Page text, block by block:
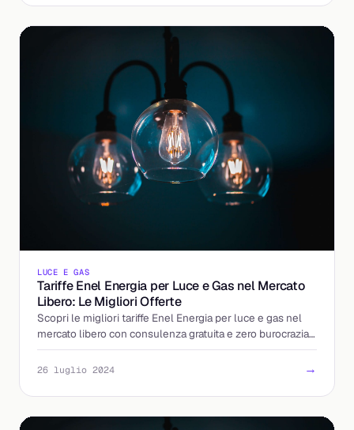
LUCE E GAS
Tariffe Enel Energia per Luce e Gas nel Mercato
Libero: Le Migliori Offerte
Scopri le migliori tariffe Enel Energia per luce e gas nel
mercato libero con consulenza gratuita e zero burocrazia
grazie a Billding.it.
26 luglio 2024 →